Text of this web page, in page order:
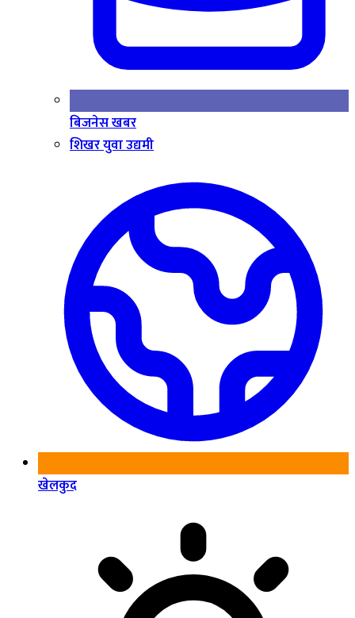
बिजनेस खबर
शिखर युवा उद्यमी
खेलकुद